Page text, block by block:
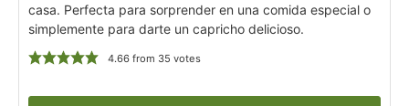
casa. Perfecta para sorprender en una comida especial o
simplemente para darte un capricho delicioso.
4.66from 35 votes